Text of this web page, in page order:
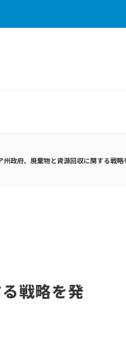
州政府、廃棄物と資源回収に関する戦略
戦略を発